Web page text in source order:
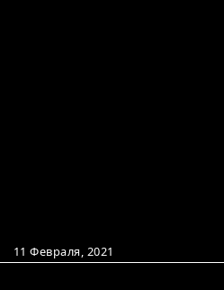
11 Февраля, 2021